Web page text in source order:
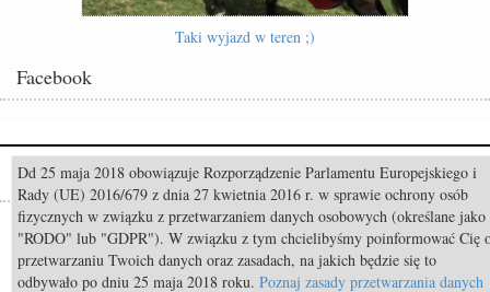
Taki wyjazd w teren ;)
Facebook
Popularne
Odszedł Monty Roberts – człowiek, który nauczył świat słuchać koni
Pride of Poland & Summer Sale 2026: Katalog oferowanych koni
Dd 25 maja 2018 obowiązuje Rozporządzenie Parlamentu Europejskiego i
Rady (UE) 2016/679 z dnia 27 kwietnia 2016 r. w sprawie ochrony osób
fizycznych w związku z przetwarzaniem danych osobowych (określane jako
"RODO" lub "GDPR"). W związku z tym chcielibyśmy poinformować Cię
przetwarzaniu Twoich danych oraz zasadach, na jakich będzie się to
odbywało po dniu 25 maja 2018 roku. Poznaj zasady przetwarzania danych